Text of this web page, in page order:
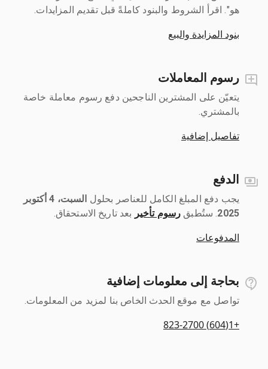
هو". اقرأ الشروط والبنود كاملةً قبل تقديم المزايدات.
بنود المزايدة والبيع
رسوم المعاملات
يتعيّن على المشترين الناجحين دفع رسوم معاملة خاصة
بالمشتري.
تفاصيل إضافية
الدفع
يجب دفع المبلغ الكامل للعناصر بحلول ‎
السبت، 4 أكتوبر
2025
رسوم تأخير بعد تاريخ الاستحقاق.
المدفوعات
بحاجة إلى معلومات إضافية
تواصل مع موقع الحدث الخاص بنا لمزيد من المعلومات.
+1(604) 823-2700